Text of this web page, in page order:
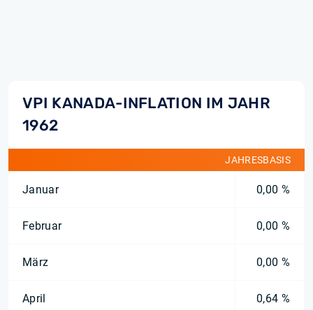
VPI KANADA-INFLATION IM JAHR
1962
JAHRESBASIS
Januar 0,00 %
Februar 0,00 %
März 0,00 %
April 0,64 %